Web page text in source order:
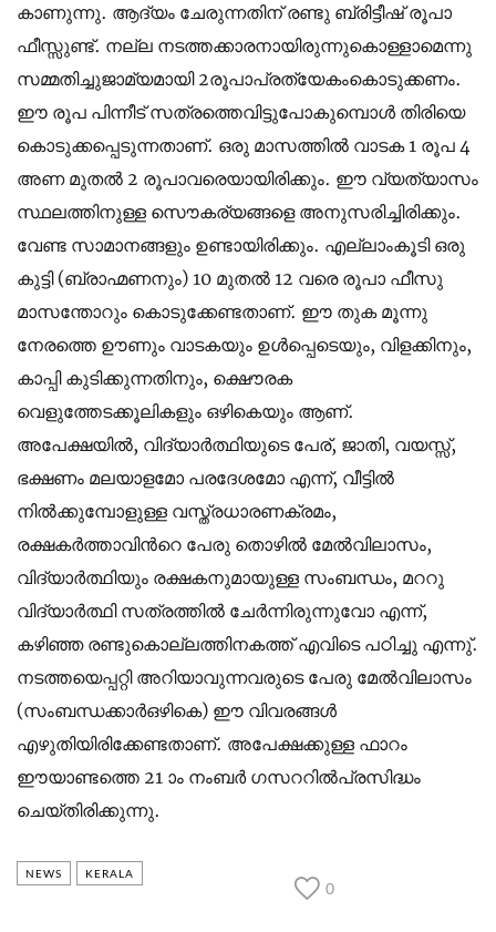
കാണുന്നു. ആദ്യം ചേരുന്നതിന് രണ്ടു ബ്രിട്ടീഷ് രൂപാ
ഫീസ്സുണ്ട്. നല്ല നടത്തക്കാരനായിരുന്നുകൊള്ളാമെന്നു
സമ്മതിച്ചുജാമ്യമായി 2രൂപാപ്രത്യേകംകൊടുക്കണം.
ഈ രൂപ പിന്നീട് സത്രത്തെവിട്ടുപോകുമ്പൊള്‍ തിരിയെ
കൊടുക്കപ്പെടുന്നതാണ്. ഒരു മാസത്തില്‍ വാടക 1 രൂപ 4
അണ മുതല്‍ 2 രൂപാവരെയായിരിക്കും. ഈ വ്യത്യാസം
സ്ഥലത്തിനുള്ള സൌകര്യങ്ങളെ അനുസരിച്ചിരിക്കും.
വേണ്ട സാമാനങ്ങളും ഉണ്ടായിരിക്കും. എല്ലാംകൂടി ഒരു
കുട്ടി (ബ്രാഹ്മണനും) 10 മുതല്‍ 12 വരെ രൂപാ ഫീസു
മാസന്തോറും കൊടുക്കേണ്ടതാണ്. ഈ തുക മൂന്നു
നേരത്തെ ഊണും വാടകയും ഉള്‍പ്പെടെയും, വിളക്കിനും,
കാപ്പി കുടിക്കുന്നതിനും, ക്ഷൌരക
വെളുത്തേടക്കൂലികളും ഒഴികെയും ആണ്.
അപേക്ഷയില്‍, വിദ്യാര്‍ത്ഥിയുടെ പേര്, ജാതി, വയസ്സ്,
ഭക്ഷണം മലയാളമോ പരദേശമോ എന്ന്, വീട്ടില്‍
നില്‍ക്കുമ്പോളുള്ള വസ്ത്രധാരണക്രമം,
രക്ഷകര്‍ത്താവിന്‍റെ പേരു തൊഴില്‍ മേല്‍വിലാസം,
വിദ്യാര്‍ത്ഥിയും രക്ഷകനുമായുള്ള സംബന്ധം, മററു
വിദ്യാര്‍ത്ഥി സത്രത്തില്‍ ചേര്‍ന്നിരുന്നുവോ എന്ന്,
കഴിഞ്ഞ രണ്ടുകൊല്ലത്തിനകത്ത് എവിടെ പഠിച്ചു എന്നു്.
നടത്തയെപ്പറ്റി അറിയാവുന്നവരുടെ പേരു മേല്‍വിലാസം
(സംബന്ധക്കാര്‍ഒഴികെ) ഈ വിവരങ്ങള്‍
എഴുതിയിരിക്കേണ്ടതാണ്. അപേക്ഷക്കുള്ള ഫാറം
ഈയാണ്ടത്തെ 21 ാം നംബര്‍ ഗസററില്‍പ്രസിദ്ധം
ചെയ്തിരിക്കുന്നു.
NEWS KERALA
0